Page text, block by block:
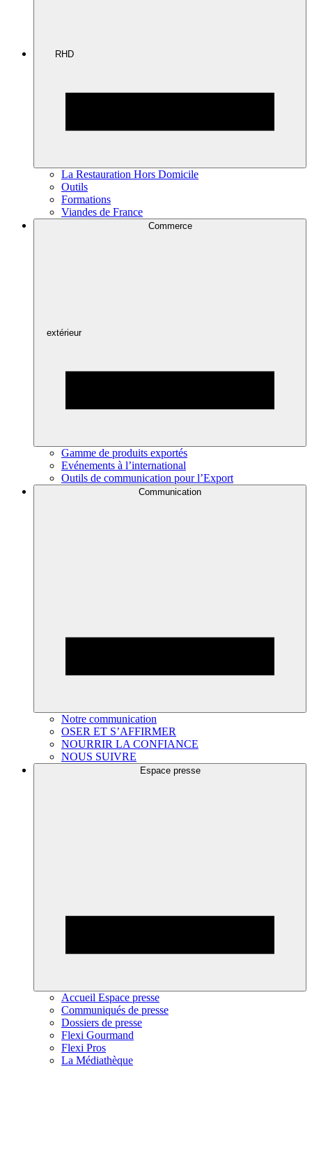
RHD
La Restauration Hors Domicile
Outils
Formations
Viandes de France
Commerce
extérieur
Gamme de produits exportés
Evénements à l’international
Outils de communication pour l’Export
Communication
Notre communication
OSER ET S’AFFIRMER
NOURRIR LA CONFIANCE
NOUS SUIVRE
Espace presse
Accueil Espace presse
Communiqués de presse
Dossiers de presse
Flexi Gourmand
Flexi Pros
La Médiathèque